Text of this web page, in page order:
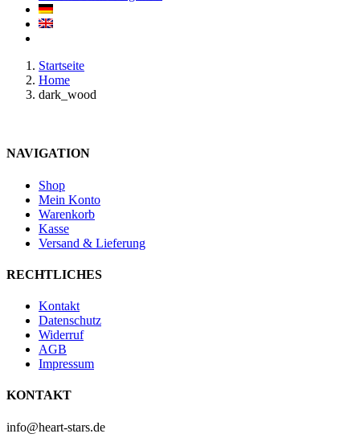
Startseite
Home
dark_wood
NAVIGATION
Shop
Mein Konto
Warenkorb
Kasse
Versand & Lieferung
RECHTLICHES
Kontakt
Datenschutz
Widerruf
AGB
Impressum
KONTAKT
info@heart-stars.de